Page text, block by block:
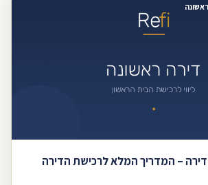
– המדריך המלא לרכישת הדירה